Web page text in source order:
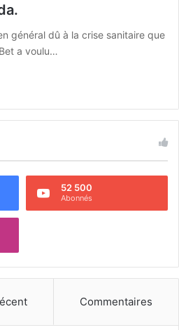
général dû à la crise sanitaire que
a voulu…
52 500
Abonnés
Commentaires